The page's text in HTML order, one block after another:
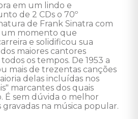
em um lindo e
de 2 CDs o 70º
de Frank Sinatra com
um momento que
e solidificou sua
maiores cantores
os tempos. De 1953 a
mais de trezentas canções
delas incluídas nos
marcantes dos quais
É sem dúvida o melhor
na música popular.